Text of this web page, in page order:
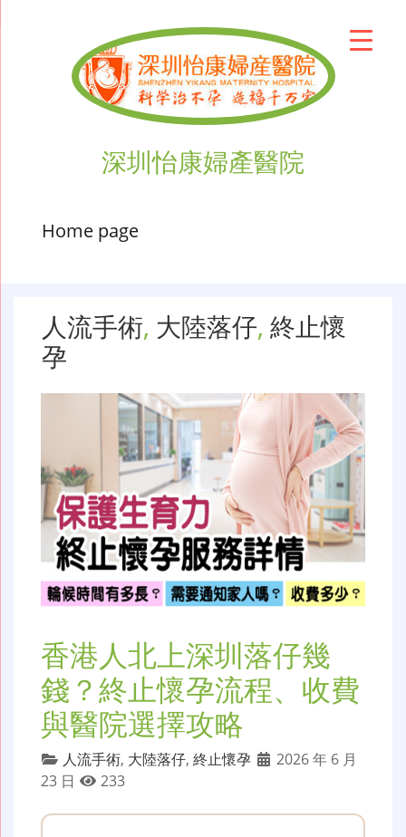
深圳怡康婦產醫院
Home page
人流手術, 大陸落仔, 終止懷
孕
香港人北上深圳落仔幾
錢？終止懷孕流程、收費
與醫院選擇攻略
人流手術, 大陸落仔, 終止懷孕
2026 年 6 月
23 日
233